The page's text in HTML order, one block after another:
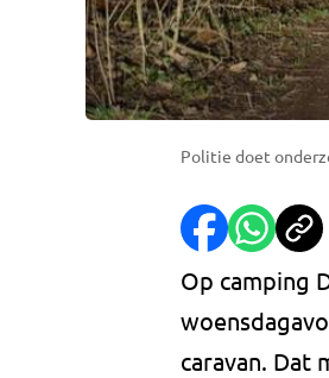
Politie doet
Op camping
caravan. Dat